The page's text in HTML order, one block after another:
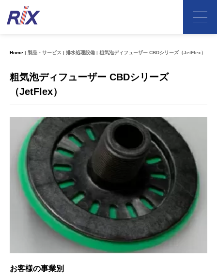
Home 製品・サービス 排水処理設備 粗気泡ディフューザー CBDシリーズ（JetFlex）
粗気泡ディフューザー CBDシリーズ
（JetFlex）
お客様の事業別